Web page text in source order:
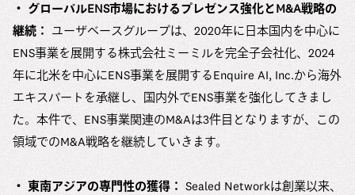
・ グローバルENS市場におけるプレゼンス強化とM&A戦略の
継続： ユーザベースグループは、2020年に日本国内を中心に
ENS事業を展開する株式会社ミーミルを完全子会社化、2024
年に北米を中心にENS事業を展開するEnquire AI, Inc.から海外
エキスパートを承継し、国内外でENS事業を強化してきまし
た。本件で、ENS事業関連のM&Aは3件目となりますが、この
領域でのM&A戦略を継続していきます。
・ 東南アジアの専門性の獲得： Sealed Networkは創業以来、